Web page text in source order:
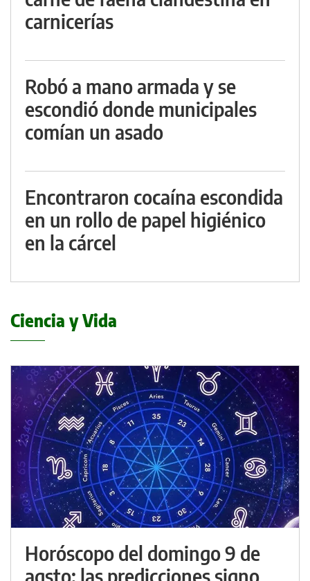
carnicerías
Robó a mano armada y se
escondió donde municipales
comían un asado
Encontraron cocaína escondida
en un rollo de papel higiénico
en la cárcel
Ciencia y Vida
Horóscopo del domingo 9 de
agsto: las predicciones signo